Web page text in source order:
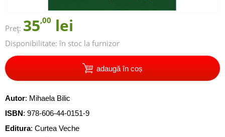
Preț: 35,00 lei
Disponibilitate: în stoc la furnizor
adaugă în coș
Autor: Mihaela Bilic
ISBN: 978-606-44-0151-9
Editura: Curtea Veche